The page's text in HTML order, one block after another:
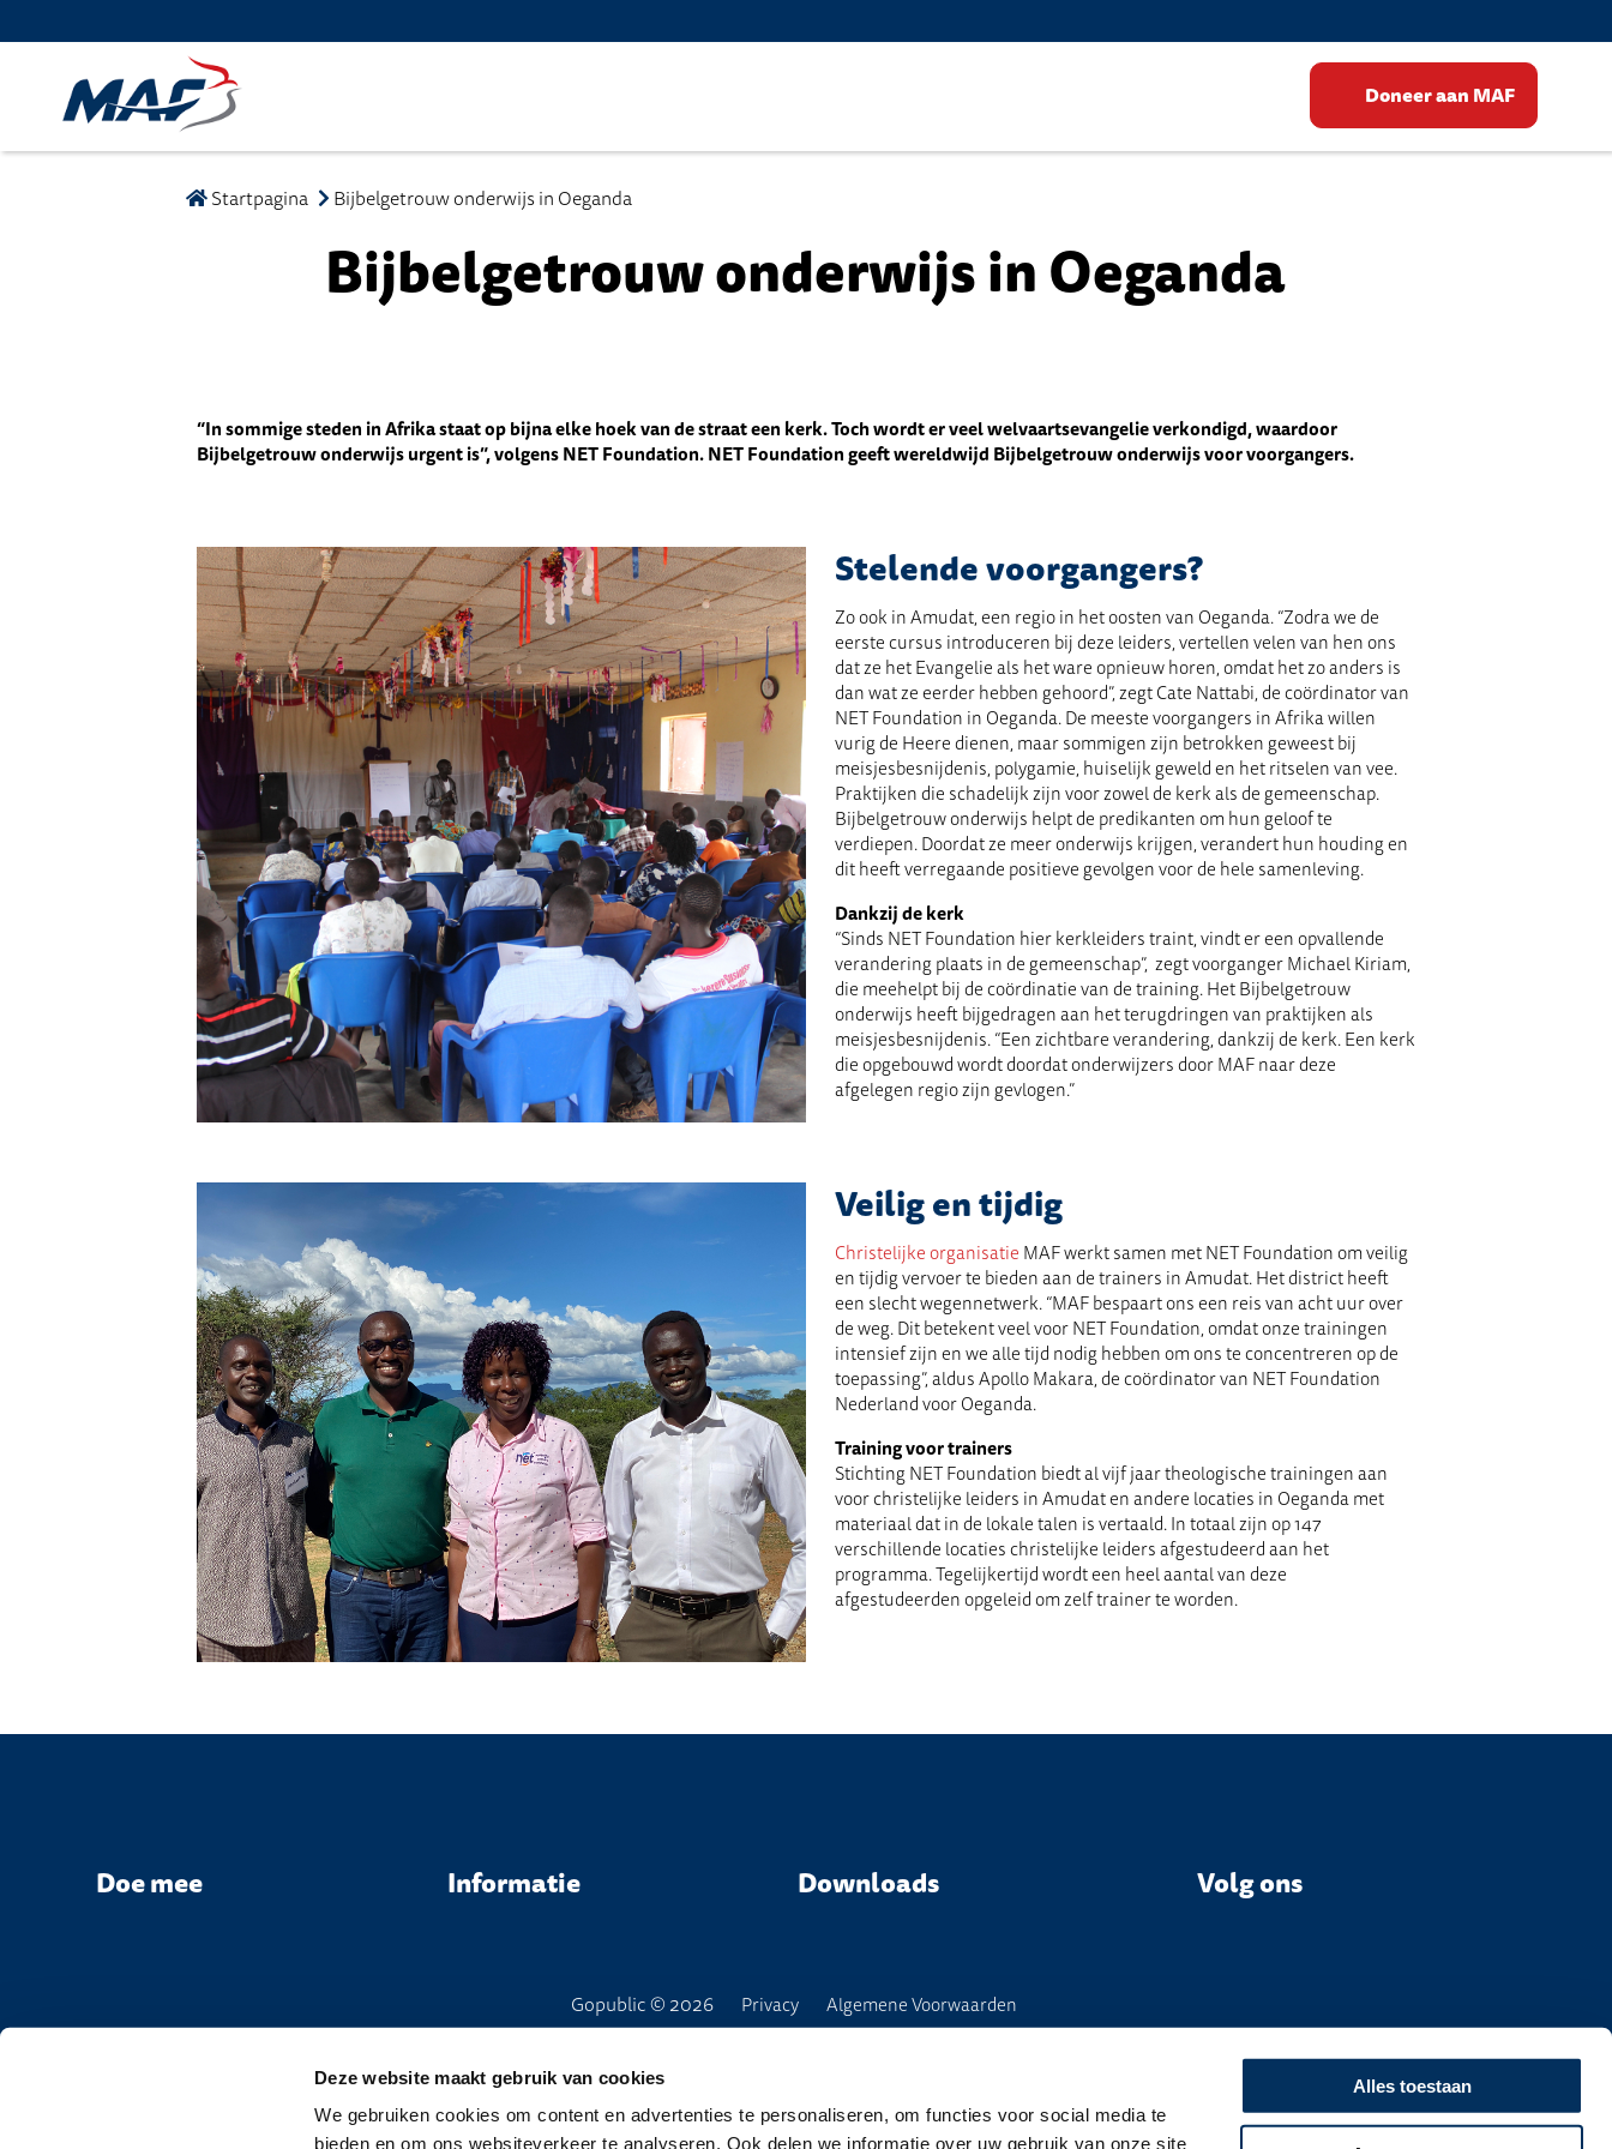
Deze website maakt gebruik van cookies
We gebruiken cookies om content en advertenties te personaliseren, om functies voor social media te
bieden en om ons websiteverkeer te analyseren. Ook delen we informatie over uw gebruik van onze site
Alles toestaan
Doneer aan MAF
Startpagina Bijbelgetrouw onderwijs in Oeganda
Bijbelgetrouw onderwijs in Oeganda
“In sommige steden in Afrika staat op bijna elke hoek van de straat een kerk. Toch wordt er veel welvaartsevangelie verkondigd, waardoor
Bijbelgetrouw onderwijs urgent is”, volgens NET Foundation. NET Foundation geeft wereldwijd Bijbelgetrouw onderwijs voor voorgangers.
Stelende voorgangers?
Zo ook in Amudat, een regio in het oosten van Oeganda. “Zodra we de
eerste cursus introduceren bij deze leiders, vertellen velen van hen ons
dat ze het Evangelie als het ware opnieuw horen, omdat het zo anders is
dan wat ze eerder hebben gehoord”, zegt Cate Nattabi, de coördinator van
NET Foundation in Oeganda. De meeste voorgangers in Afrika willen
vurig de Heere dienen, maar sommigen zijn betrokken geweest bij
meisjesbesnijdenis, polygamie, huiselijk geweld en het ritselen van vee.
Praktijken die schadelijk zijn voor zowel de kerk als de gemeenschap.
Bijbelgetrouw onderwijs helpt de predikanten om hun geloof te
verdiepen. Doordat ze meer onderwijs krijgen, verandert hun houding en
dit heeft verregaande positieve gevolgen voor de hele samenleving.
Dankzij de kerk
“Sinds NET Foundation hier kerkleiders traint, vindt er een opvallende
verandering plaats in de gemeenschap”, zegt voorganger Michael Kiriam,
die meehelpt bij de coördinatie van de training. Het Bijbelgetrouw
onderwijs heeft bijgedragen aan het terugdringen van praktijken als
meisjesbesnijdenis. “Een zichtbare verandering, dankzij de kerk. Een kerk
die opgebouwd wordt doordat onderwijzers door MAF naar deze
afgelegen regio zijn gevlogen.”
Veilig en tijdig
Christelijke organisatie MAF werkt samen met NET Foundation om veilig
en tijdig vervoer te bieden aan de trainers in Amudat. Het district heeft
een slecht wegennetwerk. “MAF bespaart ons een reis van acht uur over
de weg. Dit betekent veel voor NET Foundation, omdat onze trainingen
intensief zijn en we alle tijd nodig hebben om ons te concentreren op de
toepassing”, aldus Apollo Makara, de coördinator van NET Foundation
Nederland voor Oeganda.
Training voor trainers
Stichting NET Foundation biedt al vijf jaar theologische trainingen aan
voor christelijke leiders in Amudat en andere locaties in Oeganda met
materiaal dat in de lokale talen is vertaald. In totaal zijn op 147
verschillende locaties christelijke leiders afgestudeerd aan het
programma. Tegelijkertijd wordt een heel aantal van deze
afgestudeerden opgeleid om zelf trainer te worden.
Doe mee Informatie Downloads Volg ons
Gopublic © 2026 Privacy Algemene Voorwaarden